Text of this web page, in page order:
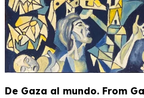
De Gaza al mundo. From